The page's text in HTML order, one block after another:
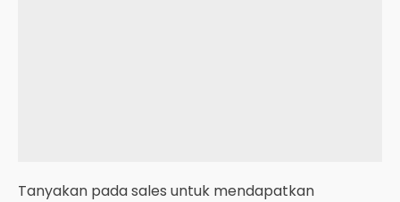
Tanyakan pada sales untuk mendapatkan